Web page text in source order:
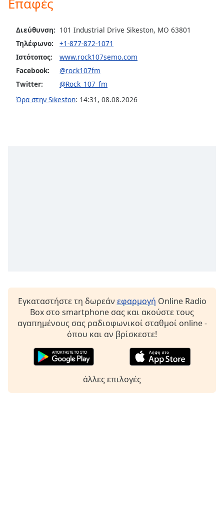
Opacity
Caption
Area
Background
Close
Dialog
Διεύθυνση: 101 Industrial Drive Sikeston, MO 63801
Τηλέφωνο:
+1-877-872-1071
Ιστότοπος:
www.rock107semo.com
Facebook:
@rock107fm
Twitter:
@Rock_107_fm
Ώρα στην Sikeston: 14:31 , 08.08.2026
Εγκαταστήστε τη δωρεάν εφαρμογή Online Radio
Box στο smartphone σας και ακούστε τους
αγαπημένους σας ραδιοφωνικοί σταθμοί online -
όπου και αν βρίσκεστε!
άλλες επιλογές